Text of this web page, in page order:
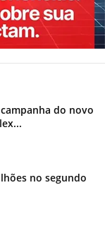
do novo
no segundo